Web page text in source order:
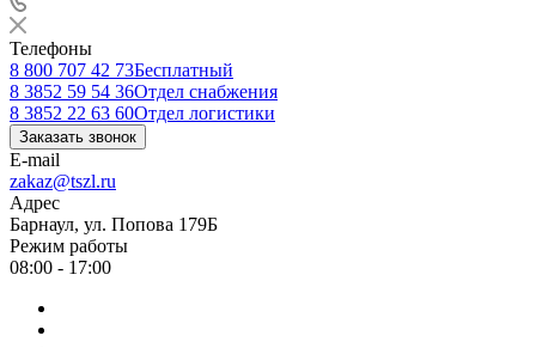
Телефоны
8 800 707 42 73Бесплатный
8 3852 59 54 36Отдел снабжения
8 3852 22 63 60Отдел логистики
Заказать звонок
E-mail
zakaz@tszl.ru
Адрес
Барнаул, ул. Попова 179Б
Режим работы
08:00 - 17:00